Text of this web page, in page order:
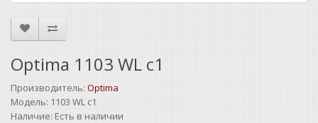
Optima 1103 WL c1
Производитель: Optima
Модель: 1103 WL c1
Наличие: Есть в наличии